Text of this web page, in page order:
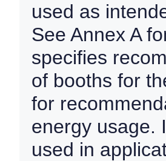
used as
See Annex A
specifies
of booths for
for
energy usage.
used in